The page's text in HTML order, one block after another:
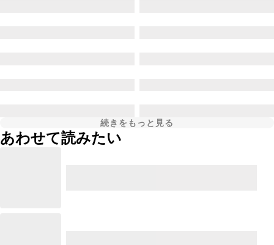
続きをもっと見る
あわせて読みたい